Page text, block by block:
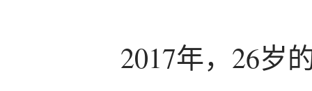
2017年，26岁